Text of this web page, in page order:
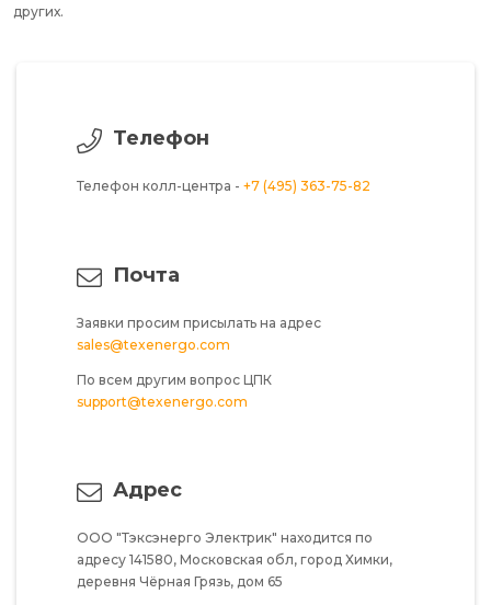
других.
Телефон
Телефон колл-центра - +7 (495) 363-75-82
Почта
Заявки просим присылать на адрес
sales@texenergo.com
По всем другим вопрос ЦПК
support@texenergo.com
Адрес
ООО "Тэксэнерго Электрик" находится по
адресу 141580, Московская обл, город Химки,
деревня Чёрная Грязь, дом 65